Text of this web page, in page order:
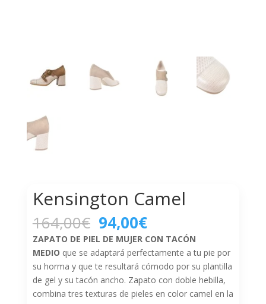
Kensington Camel
164,00€ El
precio
original
era:
164,00€.
94,00€El
precio
actual
es:
94,00€.
ZAPATO DE PIEL DE MUJER CON TACÓN
MEDIO que se adaptará perfectamente a tu pie por
su horma y que te resultará cómodo por su plantilla
de gel y su tacón ancho. Zapato con doble hebilla,
combina tres texturas de pieles en color camel en la